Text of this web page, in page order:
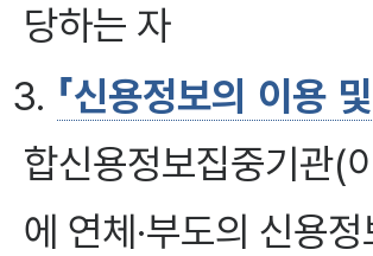
당하는 자
3. 「신용정보의 이용
합신용정보집중기관(
에 연체·부도의 신용